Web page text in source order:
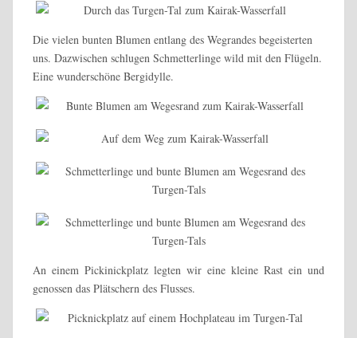
Die vielen bunten Blumen entlang des Wegrandes begeisterten
uns. Dazwischen schlugen Schmetterlinge wild mit den Flügeln.
Eine wunderschöne Bergidylle.
An einem Pickinickplatz legten wir eine kleine Rast ein und
genossen das Plätschern des Flusses.